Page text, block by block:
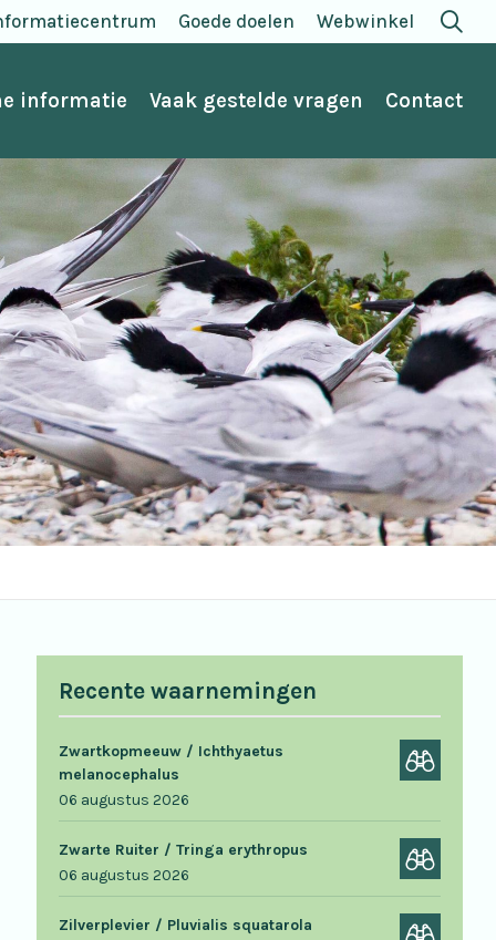
Goede doelen Webwinkel
informatie Vaak gestelde vragen Contact
Recente waarnemingen
Zwartkopmeeuw / Ichthyaetus
melanocephalus
06 augustus 2026
Zwarte Ruiter / Tringa erythropus
06 augustus 2026
Zilverplevier / Pluvialis squatarola